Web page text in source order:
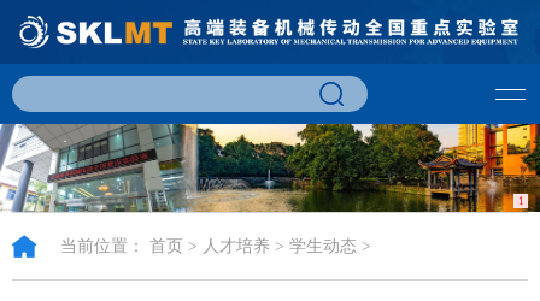
1
当前位置： 首页 > 人才培养 > 学生动态 >